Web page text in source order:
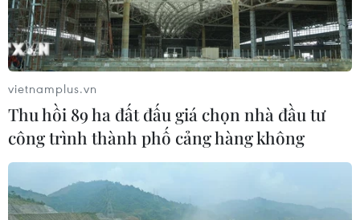
vietnamplus.vn
Thu hồi 89 ha đất đấu giá chọn nhà đầu tư
công trình thành phố cảng hàng không